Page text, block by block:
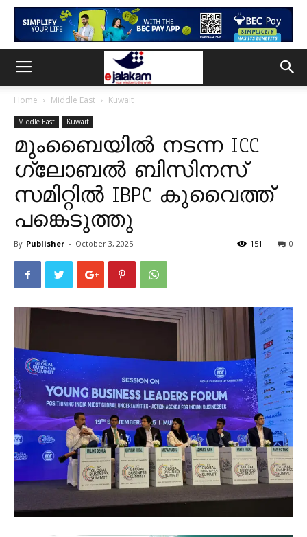
Home Middle East Kuwait
Middle East Kuwait
മുംബൈയിൽ നടന്ന ICC
ഗ്ലോബൽ ബിസിനസ്
സമിറ്റിൽ IBPC കുവൈത്ത്
പങ്കെടുത്തു
By Publisher - October 3, 2025 0
151